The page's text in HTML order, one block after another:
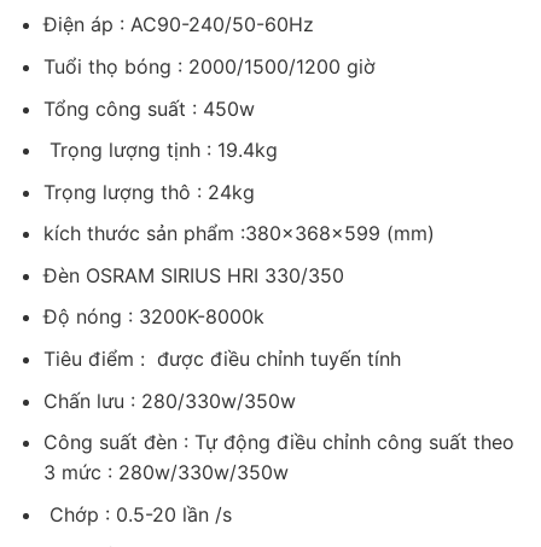
Điện áp : AC90-240/50-60Hz
Tuổi thọ bóng : 2000/1500/1200 giờ
Tổng công suất : 450w
Trọng lượng tịnh : 19.4kg
Trọng lượng thô : 24kg
kích thước sản phẩm :380x368x599 (mm)
Đèn OSRAM SIRIUS HRI 330/350
Độ nóng : 3200K-8000k
Tiêu điểm : được điều chỉnh tuyến tính
Chấn lưu : 280/330w/350w
Công suất đèn : Tự động điều chỉnh công suất theo
3 mức : 280w/330w/350w
Chớp : 0.5-20 lần /s